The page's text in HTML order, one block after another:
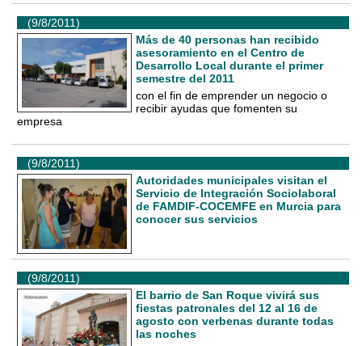
(9/8/2011)
Más de 40 personas han recibido
asesoramiento en el Centro de
Desarrollo Local durante el primer
semestre del 2011
con el fin de emprender un negocio o
recibir ayudas que fomenten su
empresa
(9/8/2011)
Autoridades municipales visitan el
Servicio de Integración Sociolaboral
de FAMDIF-COCEMFE en Murcia para
conocer sus servicios
(9/8/2011)
El barrio de San Roque vivirá sus
fiestas patronales del 12 al 16 de
agosto con verbenas durante todas
las noches